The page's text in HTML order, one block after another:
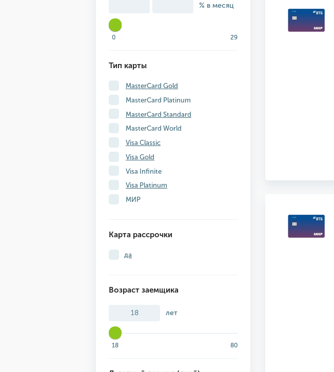
% в месяц
0 29
Тип карты
MasterCard Gold
MasterCard Platinum
MasterCard Standard
MasterCard World
Visa Classic
Visa Gold
Visa Infinite
Visa Platinum
МИР
Карта рассрочки
да
Возраст заемщика
лет
18 80